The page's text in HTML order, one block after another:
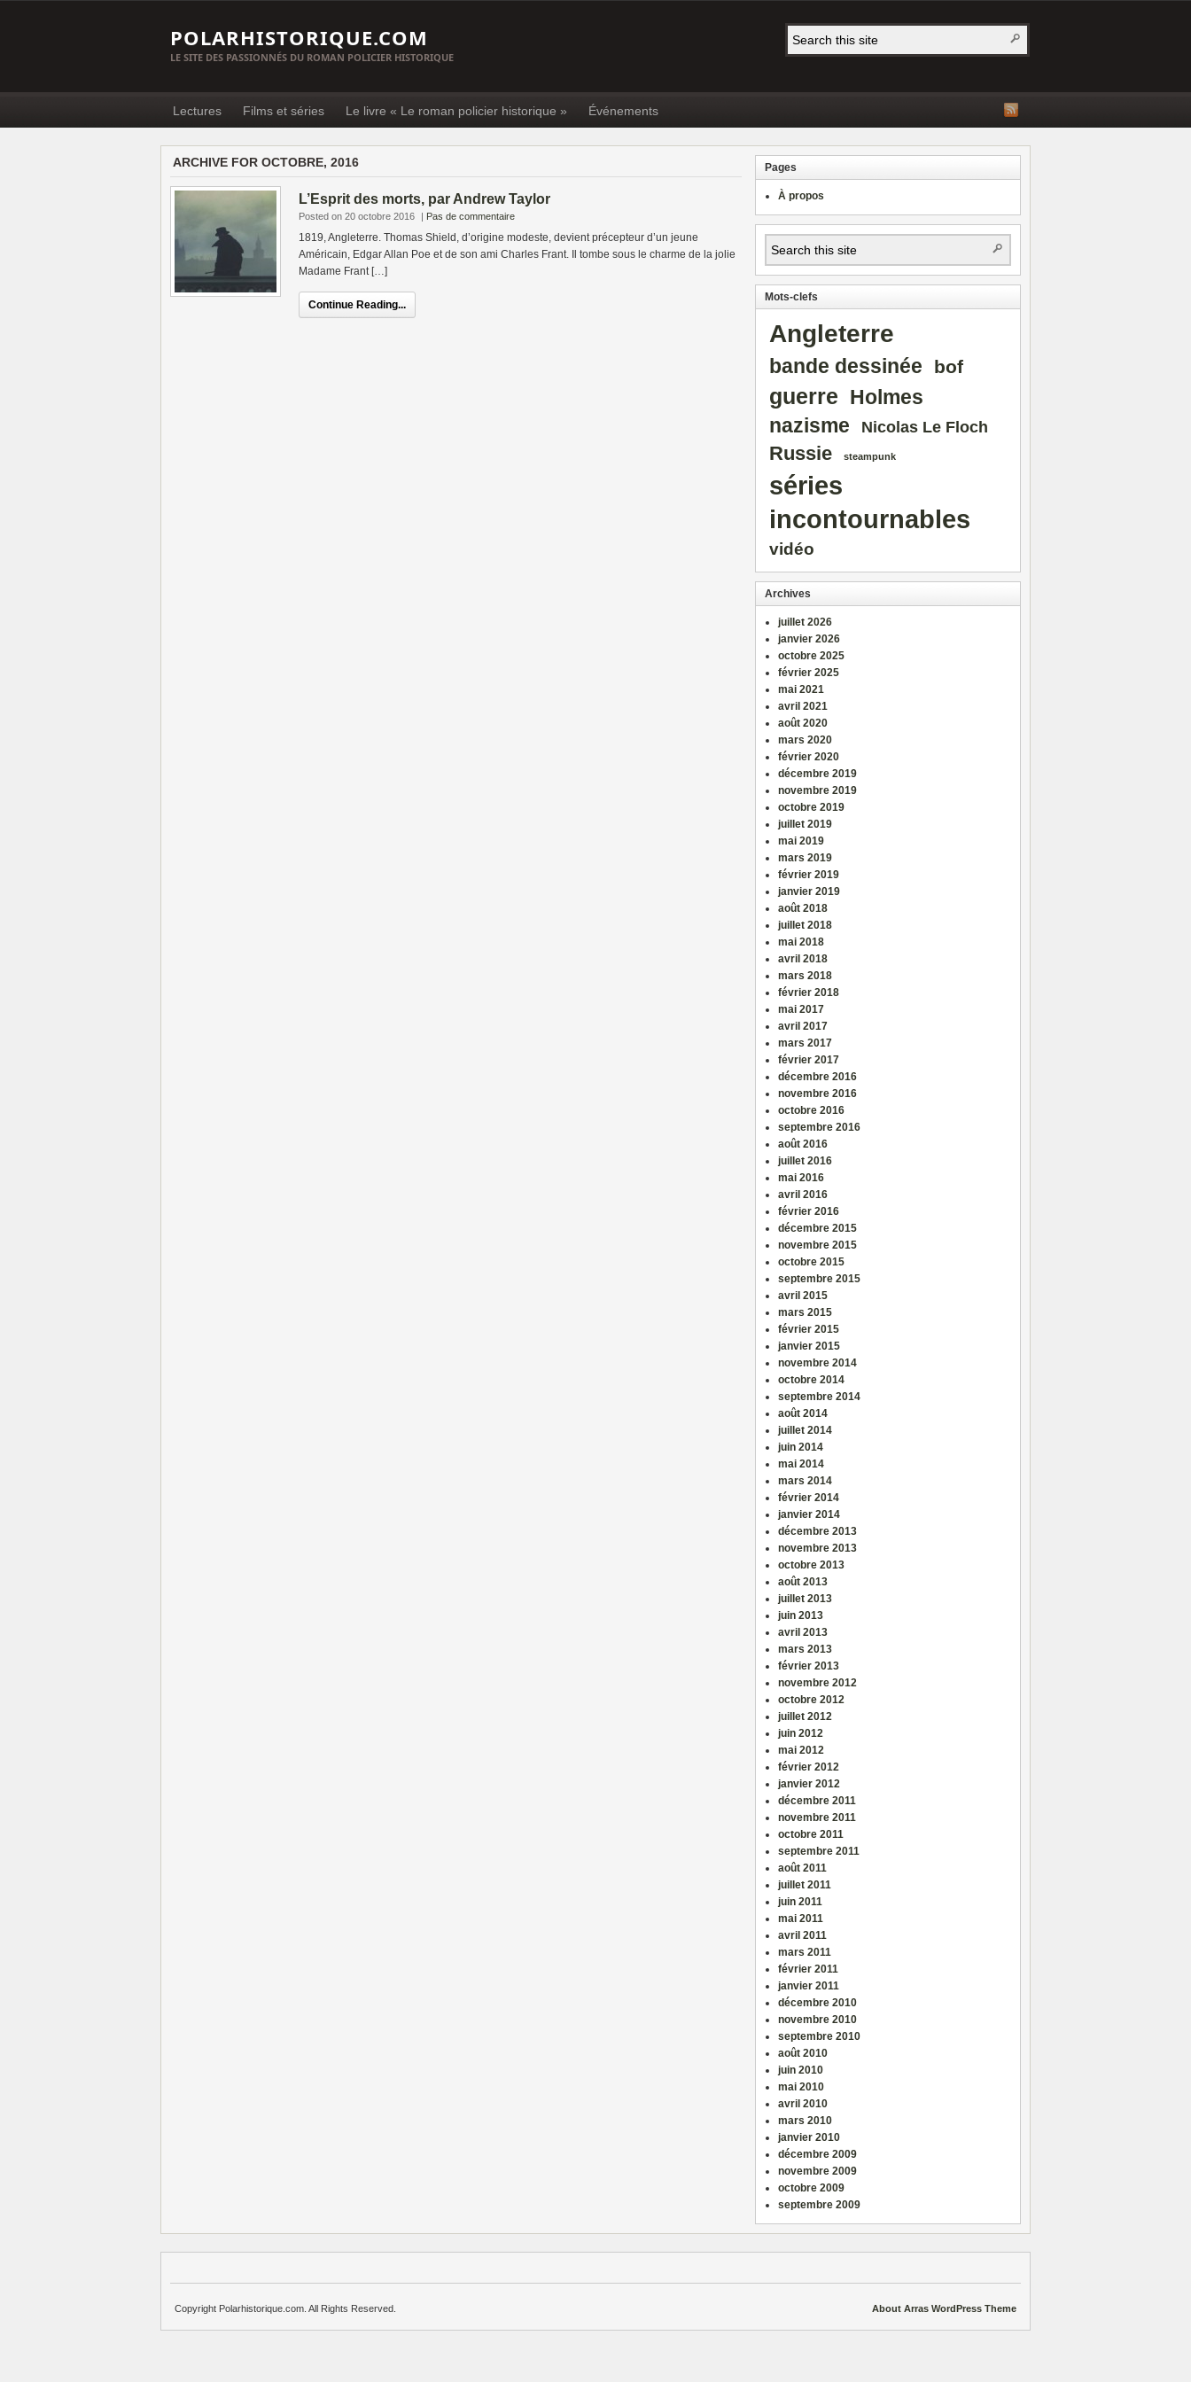
POLARHISTORIQUE.COM
LE SITE DES PASSIONNÉS DU ROMAN POLICIER HISTORIQUE
Lectures Films et séries Le livre « Le roman policier historique » Événements
ARCHIVE FOR OCTOBRE, 2016
L’Esprit des morts, par Andrew Taylor
Posted on 20 octobre 2016 | Pas de commentaire
1819, Angleterre. Thomas Shield, d’origine modeste, devient précepteur d’un jeune
Américain, Edgar Allan Poe et de son ami Charles Frant. Il tombe sous le charme de la jolie
Madame Frant […]
Continue Reading...
Pages
À propos
Mots-clefs
Angleterre
bande dessinée bof
guerre Holmes
nazisme
Nicolas Le Floch
Russie steampunk
séries
incontournables
vidéo
Archives
juillet 2026
janvier 2026
octobre 2025
février 2025
mai 2021
avril 2021
août 2020
mars 2020
février 2020
décembre 2019
novembre 2019
octobre 2019
juillet 2019
mai 2019
mars 2019
février 2019
janvier 2019
août 2018
juillet 2018
mai 2018
avril 2018
mars 2018
février 2018
mai 2017
avril 2017
mars 2017
février 2017
décembre 2016
novembre 2016
octobre 2016
septembre 2016
août 2016
juillet 2016
mai 2016
avril 2016
février 2016
décembre 2015
novembre 2015
octobre 2015
septembre 2015
avril 2015
mars 2015
février 2015
janvier 2015
novembre 2014
octobre 2014
septembre 2014
août 2014
juillet 2014
juin 2014
mai 2014
mars 2014
février 2014
janvier 2014
décembre 2013
novembre 2013
octobre 2013
août 2013
juillet 2013
juin 2013
avril 2013
mars 2013
février 2013
novembre 2012
octobre 2012
juillet 2012
juin 2012
mai 2012
février 2012
janvier 2012
décembre 2011
novembre 2011
octobre 2011
septembre 2011
août 2011
juillet 2011
juin 2011
mai 2011
avril 2011
mars 2011
février 2011
janvier 2011
décembre 2010
novembre 2010
septembre 2010
août 2010
juin 2010
mai 2010
avril 2010
mars 2010
janvier 2010
décembre 2009
novembre 2009
octobre 2009
septembre 2009
About Arras WordPress Theme
Copyright Polarhistorique.com. All Rights Reserved.